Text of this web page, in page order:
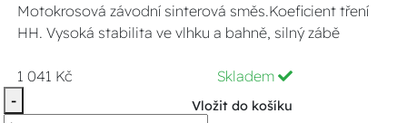
Motokrosová závodní sinterová směs.Koeficient tření
HH. Vysoká stabilita ve vlhku a bahně, silný zábě
1 041 Kč
Skladem
-
Vložit do košíku